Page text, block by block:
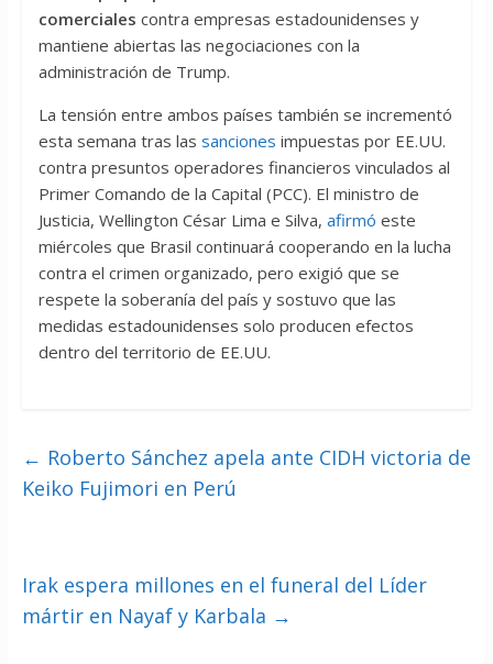
comerciales contra empresas estadounidenses y
mantiene abiertas las negociaciones con la
administración de Trump.
La tensión entre ambos países también se incrementó
esta semana tras las sanciones impuestas por EE.UU.
contra presuntos operadores financieros vinculados al
Primer Comando de la Capital (PCC). El ministro de
Justicia, Wellington César Lima e Silva, afirmó este
miércoles que Brasil continuará cooperando en la lucha
contra el crimen organizado, pero exigió que se
respete la soberanía del país y sostuvo que las
medidas estadounidenses solo producen efectos
dentro del territorio de EE.UU.
← Roberto Sánchez apela ante CIDH victoria de
Keiko Fujimori en Perú
Irak espera millones en el funeral del Líder
mártir en Nayaf y Karbala →